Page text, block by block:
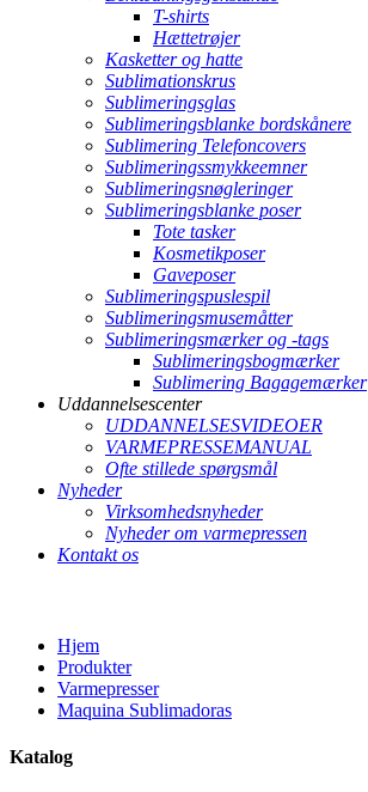
T-shirts
Hættetrøjer
Kasketter og hatte
Sublimationskrus
Sublimeringsglas
Sublimeringsblanke bordskånere
Sublimering Telefoncovers
Sublimeringssmykkeemner
Sublimeringsnøgleringer
Sublimeringsblanke poser
Tote tasker
Kosmetikposer
Gaveposer
Sublimeringspuslespil
Sublimeringsmusemåtter
Sublimeringsmærker og -tags
Sublimeringsbogmærker
Sublimering Bagagemærker
Uddannelsescenter
UDDANNELSESVIDEOER
VARMEPRESSEMANUAL
Ofte stillede spørgsmål
Nyheder
Virksomhedsnyheder
Nyheder om varmepressen
Kontakt os
Hjem
Produkter
Varmepresser
Maquina Sublimadoras
Katalog